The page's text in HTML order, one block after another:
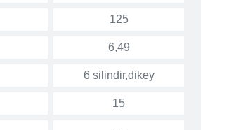
125
6,49
6 silindir,dikey
15